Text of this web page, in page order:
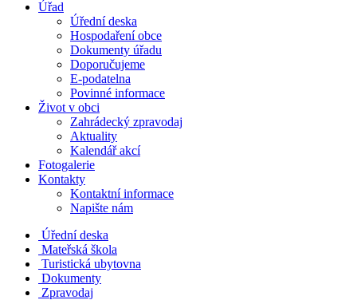
Úřad
Úřední deska
Hospodaření obce
Dokumenty úřadu
Doporučujeme
E-podatelna
Povinné informace
Život v obci
Zahrádecký zpravodaj
Aktuality
Kalendář akcí
Fotogalerie
Kontakty
Kontaktní informace
Napište nám
Úřední deska
Mateřská škola
Turistická ubytovna
Dokumenty
Zpravodaj